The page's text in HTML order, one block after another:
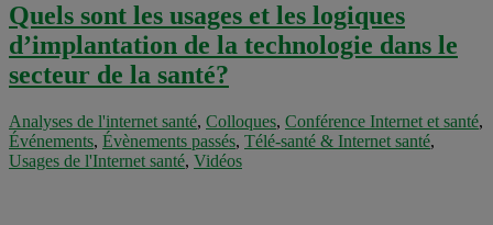
Quels sont les usages et les logiques
d’implantation de la technologie dans le
secteur de la santé?
Analyses de l'internet santé, Colloques, Conférence Internet et santé,
Événements, Évènements passés, Télé-santé & Internet santé,
Usages de l'Internet santé, Vidéos